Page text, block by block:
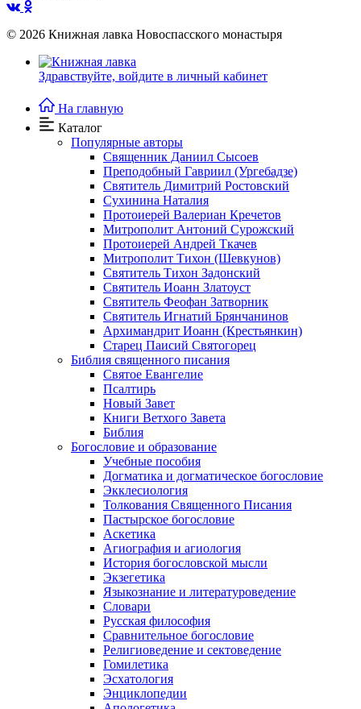
© 2026 Книжная лавка Новоспасского монастыря
Здравствуйте, войдите в личный кабинет
На главную
Каталог
Популярные авторы
Священник Даниил Сысоев
Преподобный Гавриил (Ургебадзе)
Святитель Димитрий Ростовский
Сухинина Наталия
Протоиерей Валериан Кречетов
Митрополит Антоний Сурожский
Протоиерей Андрей Ткачев
Митрополит Тихон (Шевкунов)
Святитель Тихон Задонский
Святитель Иоанн Златоуст
Cвятитель Феофан Затворник
Святитель Игнатий Брянчанинов
Архимандрит Иоанн (Крестьянкин)
Старец Паисий Святогорец
Библия священного писания
Святое Евангелие
Псалтирь
Новый Завет
Книги Ветхого Завета
Библия
Богословие и образование
Учебные пособия
Догматика и догматическое богословие
Экклесиология
Толкования Священного Писания
Пастырское богословие
Аскетика
Агиография и агиология
История богословской мысли
Экзегетика
Языкознание и литературоведение
Словари
Русская философия
Сравнительное богословие
Религиоведение и сектоведение
Гомилетика
Эсхатология
Энциклопедии